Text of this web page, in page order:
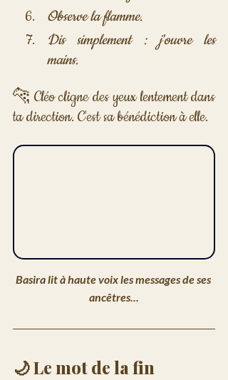
Observe la flamme.
Dis simplement : j'ouvre les
mains.
🐆 Cléo cligne des yeux lentement dans
ta direction. C'est sa bénédiction à elle.
Basira lit à haute voix les messages de ses
ancêtres...
🌙 Le mot de la fin